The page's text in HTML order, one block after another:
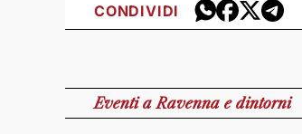
CONDIVIDI
Eventia Ravenna e dintorni